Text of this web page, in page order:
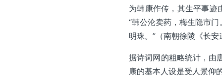
为韩康作传，其生平事迹
“韩公沦卖药，梅生隐市
明珠。”（南朝徐陵《长安
据诗词网的粗略统计，由
康的基本人设是受人景仰